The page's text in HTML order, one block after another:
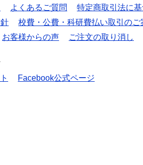
よくあるご質問
特定商取引法に
校費・公費・科研費払い取引のご
お客様からの声 ご注文の取り消し
Facebook公式ページ